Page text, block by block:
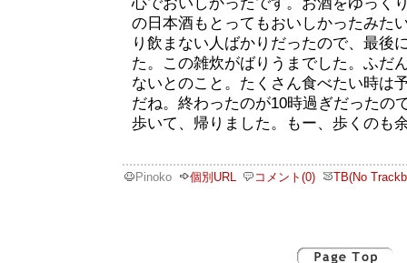
の日本酒もとってもおいしかったみた
り飲まない人ばかりだったので、最後
た。この雑炊がばりうまでした。ふだ
ないとのこと。たくさん食べたい時は
だね。終わったのが10時過ぎだったの
歩いて、帰りました。もー、歩くのも
Pinoko 個別URL コメント(0) TB(No